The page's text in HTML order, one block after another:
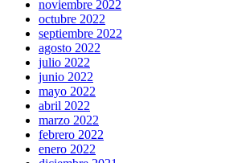
noviembre 2022
octubre 2022
septiembre 2022
agosto 2022
julio 2022
junio 2022
mayo 2022
abril 2022
marzo 2022
febrero 2022
enero 2022